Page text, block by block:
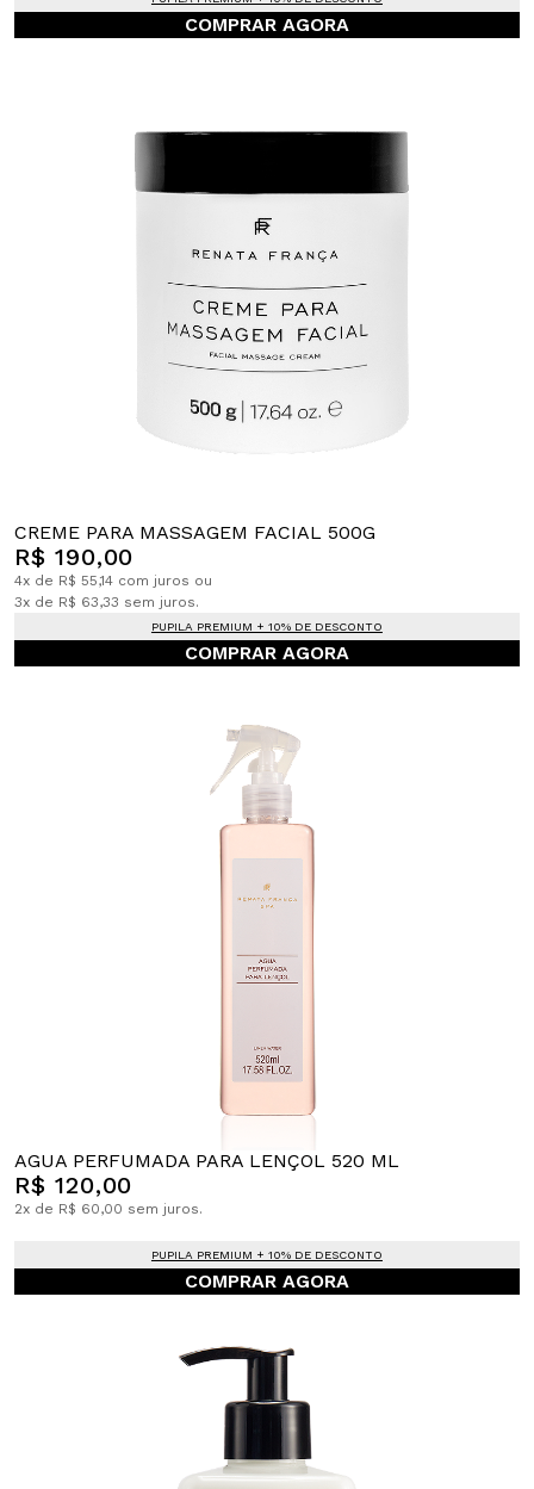
COMPRAR AGORA
CREME PARA MASSAGEM FACIAL 500G
R$ 190,00
4x de R$ 55,14 com juros ou
3x de R$ 63,33 sem juros.
PUPILA PREMIUM + 10% DE DESCONTO
COMPRAR AGORA
AGUA PERFUMADA PARA LENÇOL 520 ML
R$ 120,00
2x de R$ 60,00 sem juros.
PUPILA PREMIUM + 10% DE DESCONTO
COMPRAR AGORA